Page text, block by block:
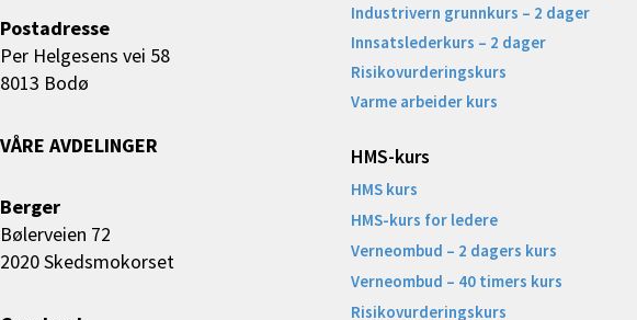
Postadresse
Per Helgesens vei 58
8013 Bodø
VÅRE AVDELINGER
Berger
Bølerveien 72
2020 Skedsmokorset
Industrivern grunnkurs – 2 dager
Innsatslederkurs – 2 dager
Risikovurderingskurs
Varme arbeider kurs
HMS-kurs
HMS kurs
HMS-kurs for ledere
Verneombud – 2 dagers kurs
Verneombud – 40 timers kurs
Risikovurderingskurs